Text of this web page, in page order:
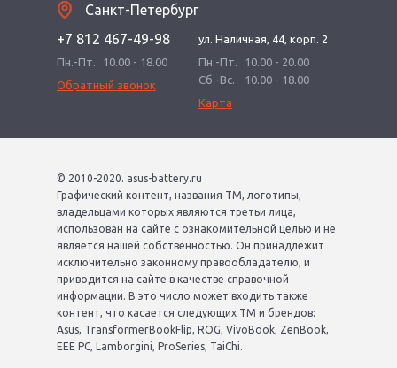
Санкт-Петербург
+7 812 467-49-98
Пн.-Пт.
10.00 - 18.00
Обратный звонок
ул. Наличная, 44, корп. 2
Пн.-Пт.
10.00 - 20.00
Сб.-Вс.
10.00 - 18.00
Карта
© 2010-2020. asus-battery.ru
Графический контент, названия ТМ, логотипы,
владельцами которых являются третьи лица,
использован на сайте с ознакомительной целью и не
является нашей собственностью. Он принадлежит
исключительно законному правообладателю, и
приводится на сайте в качестве справочной
информации. В это число может входить также
контент, что касается следующих ТМ и брендов:
Asus, TransformerBookFlip, ROG, VivoBook, ZenBook,
EEE PC, Lamborgini, ProSeries, TaiChi.